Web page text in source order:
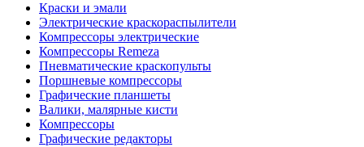
Краски и эмали
Электрические краскораспылители
Компрессоры электрические
Компрессоры Remeza
Пневматические краскопульты
Поршневые компрессоры
Графические планшеты
Валики, малярные кисти
Компрессоры
Графические редакторы